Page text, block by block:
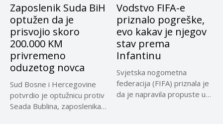
Zaposlenik Suda BiH
optužen da je
prisvojio skoro
200.000 KM
privremeno
oduzetog novca
Sud Bosne i Hercegovine
potvrdio je optužnicu protiv
Seada Bublina, zaposlenika
Vodstvo FIFA-e
priznalo pogreške,
evo kakav je njegov
stav prema
Infantinu
Svjetska nogometna
federacija (FIFA) priznala je
da je napravila propuste u